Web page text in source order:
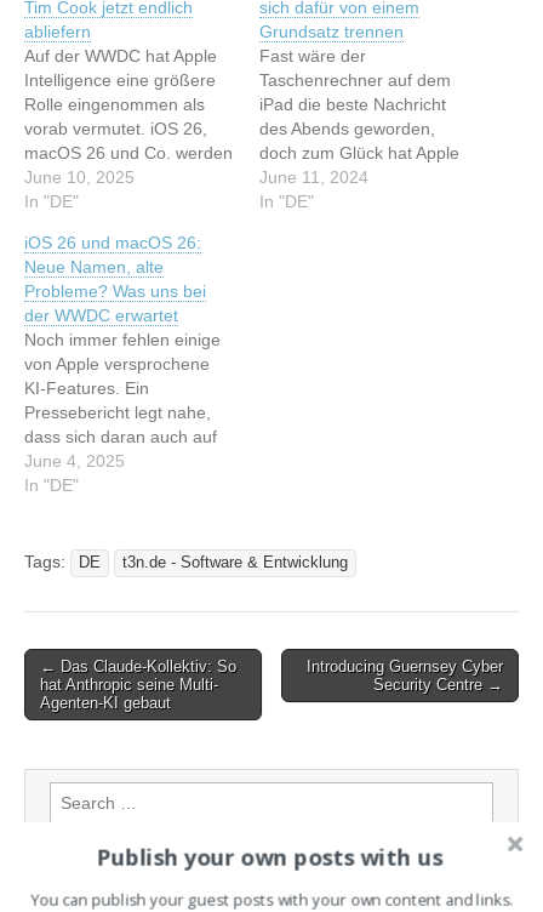
Tim Cook jetzt endlich
abliefern
Auf der WWDC hat Apple
Intelligence eine größere
Rolle eingenommen als
vorab vermutet. iOS 26,
macOS 26 und Co. werden
um viele kleine, oft
sinnvolle Funktionen
diese aber auch endlich
liefern, meint unser Autor.
Dieser Artikel wurde
indexiert von t3n.de -
Software & Entwicklung
Lesen Sie…
June 10, 2025
In "DE"
sich dafür von einem
Grundsatz trennen
Fast wäre der
Taschenrechner auf dem
iPad die beste Nachricht
des Abends geworden,
doch zum Glück hat Apple
noch etwas anderes dabei:
Nämlich KI – sogar sehr
June 11, 2024
In "DE"
iOS 26 und macOS 26:
Neue Namen, alte
Probleme? Was uns bei
der WWDC erwartet
Noch immer fehlen einige
von Apple versprochene
KI-Features. Ein
Pressebericht legt nahe,
dass sich daran auch auf
der Entwicklerkonferenz
WWDC 2025 nicht viel
- Software & Entwicklung
Lesen Sie den originalen
Artikel: iOS 26 und macOS
Probleme? Was…
June 4, 2025
In "DE"
Tags: DE t3n.de - Software & Entwicklung
Post
navigation
← Das Claude-Kollektiv: So
hat Anthropic seine Multi-
Agenten-KI gebaut
Introducing Guernsey Cyber
Security Centre →
Search
for:
PAGES
Publish your own posts with us
You can publish your guest posts with your own content and links.